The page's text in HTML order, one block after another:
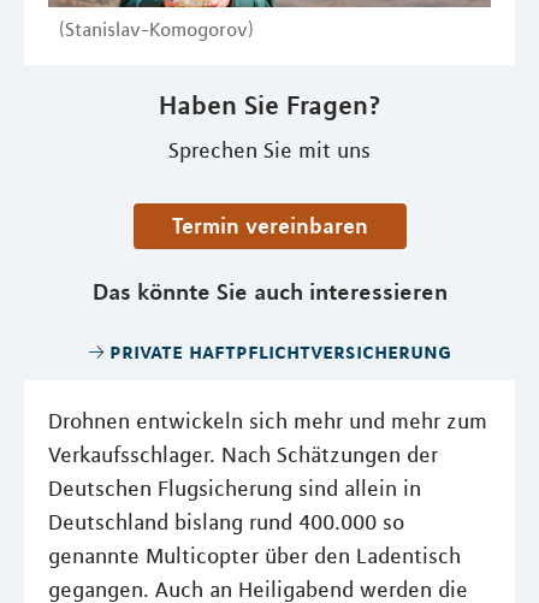
(Stanislav-Komogorov)
Haben Sie Fragen?
Sprechen Sie mit uns
Termin vereinbaren
Das könnte Sie auch interessieren
private haftpflichtversicherung
Drohnen entwickeln sich mehr und mehr zum
Verkaufsschlager. Nach Schätzungen der
Deutschen Flugsicherung sind allein in
Deutschland bislang rund 400.000 so
genannte Multicopter über den Ladentisch
gegangen. Auch an Heiligabend werden die